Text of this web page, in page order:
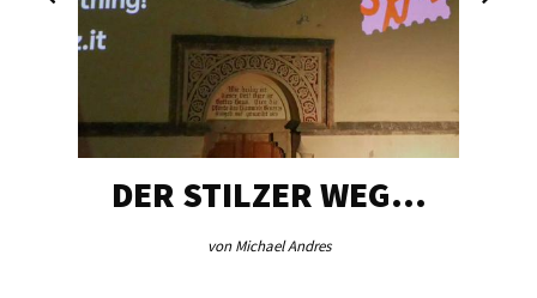
DER STILZER WEG…
von Michael Andres